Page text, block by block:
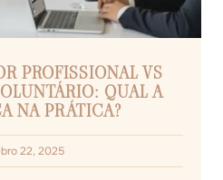
PROFISSIONAL VS
QUAL A
NA PRÁTICA?
22, 2025